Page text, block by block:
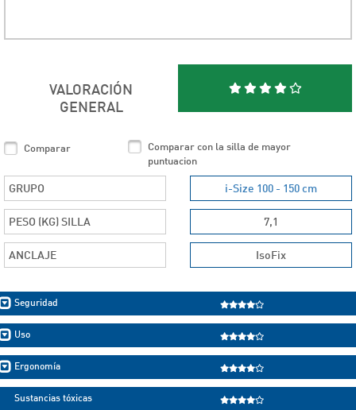
VALORACIÓN
GENERAL
Comparar
Comparar con la silla de mayor
puntuacion
GRUPO i-Size 100 - 150 cm
PESO (KG) SILLA 7,1
ANCLAJE IsoFix
Seguridad
Uso
Ergonomía
Sustancias tóxicas